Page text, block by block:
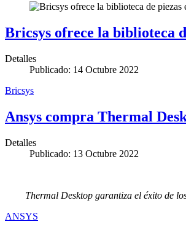
Bricsys ofrece la biblioteca
Detalles
Publicado: 14 Octubre 2022
Bricsys
Ansys compra Thermal
Detalles
Publicado: 13 Octubre 2022
Thermal Desktop garantiza el éxito de
ANSYS